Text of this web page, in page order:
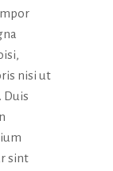
nisi ut
Duis
sint